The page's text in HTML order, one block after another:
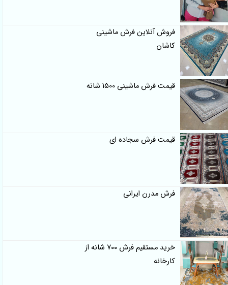
فروش آنلاین فرش ماشینی
کاشان
قیمت فرش ماشینی 1500 شانه
قیمت فرش سجاده ای
فرش مدرن ایرانی
خرید مستقیم فرش 700 شانه از
کارخانه